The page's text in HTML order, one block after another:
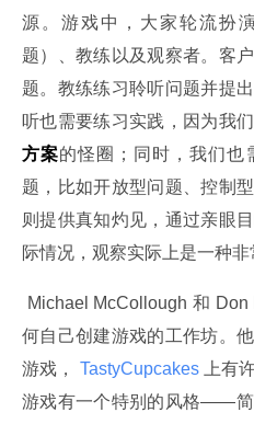
源。游戏中，大家轮流扮
题）、教练以及观察者。客
题。教练练习聆听问题并提
听也需要练习实践，因为我
方案的怪圈；同时，我们也
题，比如开放型问题、控制
则提供真知灼见，通过亲眼
际情况，观察实际上是一种非
何自己创建游戏的工作坊。
游戏，
TastyCupcakes
上有
游戏有一个特别的风格——